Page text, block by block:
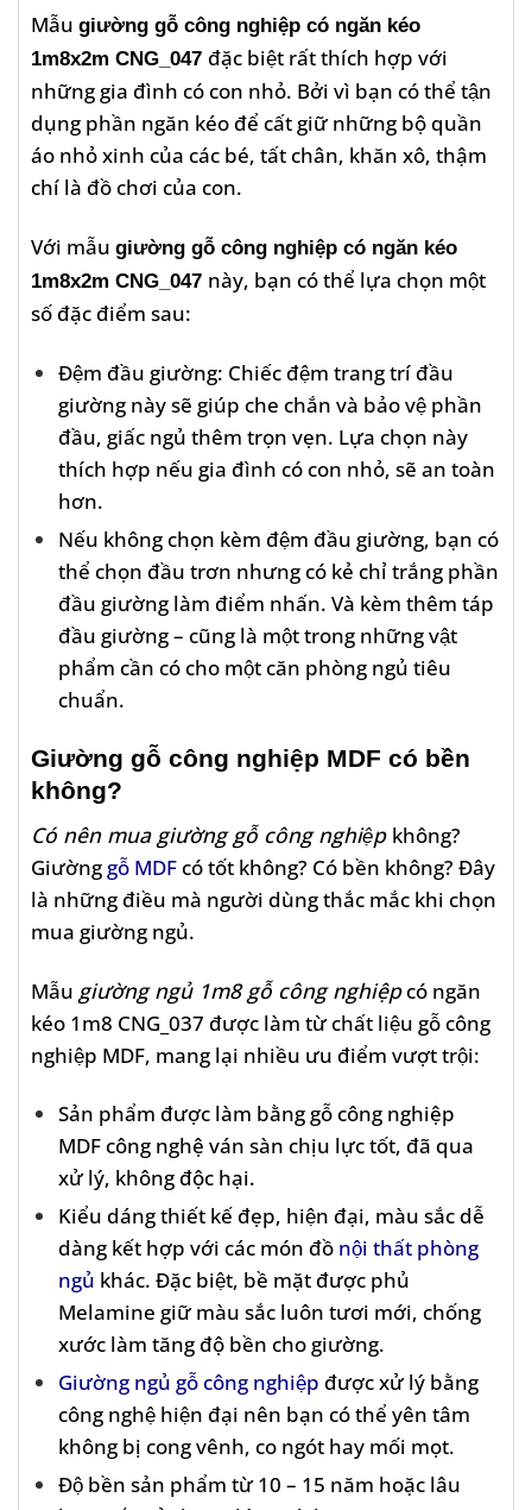
Mẫu giường gỗ công nghiệp có ngăn kéo
1m8x2m CNG_047 đặc biệt rất thích hợp với
những gia đình có con nhỏ. Bởi vì bạn có thể tận
dụng phần ngăn kéo để cất giữ những bộ quần
áo nhỏ xinh của các bé, tất chân, khăn xô, thậm
chí là đồ chơi của con.
Với mẫu giường gỗ công nghiệp có ngăn kéo
1m8x2m CNG_047 này, bạn có thể lựa chọn một
số đặc điểm sau:
Đệm đầu giường: Chiếc đệm trang trí đầu
giường này sẽ giúp che chắn và bảo vệ phần
đầu, giấc ngủ thêm trọn vẹn. Lựa chọn này
thích hợp nếu gia đình có con nhỏ, sẽ an toàn
hơn.
Nếu không chọn kèm đệm đầu giường, bạn có
thể chọn đầu trơn nhưng có kẻ chỉ trắng phần
đầu giường làm điểm nhấn. Và kèm thêm táp
đầu giường – cũng là một trong những vật
phẩm cần có cho một căn phòng ngủ tiêu
chuẩn.
Giường gỗ công nghiệp MDF có bền
không?
Có nên mua giường gỗ công nghiệp không?
Giườnggỗ MDF có tốt không? Có bền không? Đây
là những điều mà người dùng thắc mắc khi chọn
mua giường ngủ.
Mẫu giường ngủ 1m8 gỗ công nghiệpcó ngăn
kéo 1m8 CNG_037 được làm từ chất liệu gỗ công
nghiệp MDF, mang lại nhiều ưu điểm vượt trội:
Sản phẩm được làm bằng gỗ công nghiệp
MDF công nghệ ván sàn chịu lực tốt, đã qua
xử lý, không độc hại.
Kiểu dáng thiết kế đẹp, hiện đại, màu sắc dễ
dàng kết hợp với các món đồ nội thất phòng
ngủ khác. Đặc biệt, bề mặt được phủ
Melamine giữ màu sắc luôn tươi mới, chống
xước làm tăng độ bền cho giường.
Giường ngủ gỗ công nghiệp được xử lý bằng
công nghệ hiện đại nên bạn có thể yên tâm
không bị cong vênh, co ngót hay mối mọt.
Độ bền sản phẩm từ 10 – 15 năm hoặc lâu